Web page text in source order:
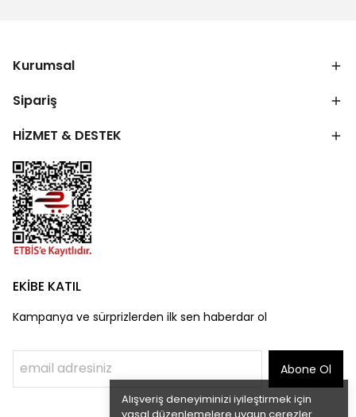
Alışveriş deneyiminizi iyileştirmek için
Kurumsal
Sipariş
HİZMET & DESTEK
EKİBE KATIL
Kampanya ve sürprizlerden ilk sen haberdar ol
Abone Ol